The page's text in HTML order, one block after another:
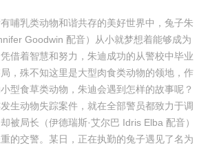
哺乳类动物和谐共存的美好世界中，兔子朱
Goodwin 配音）从小就梦想着能够成为
借着智慧和努力，朱迪成功的从警校中毕业
，殊不知这里是大型肉食类动物的领地，作
型食草类动物，朱迪会遇到怎样的故事呢？
动物失踪案件，就在全部警员都致力于调
被局长（伊德瑞斯·艾尔巴 Idris Elba 配音）
的交警。某日，正在执勤的兔子遇见了名为